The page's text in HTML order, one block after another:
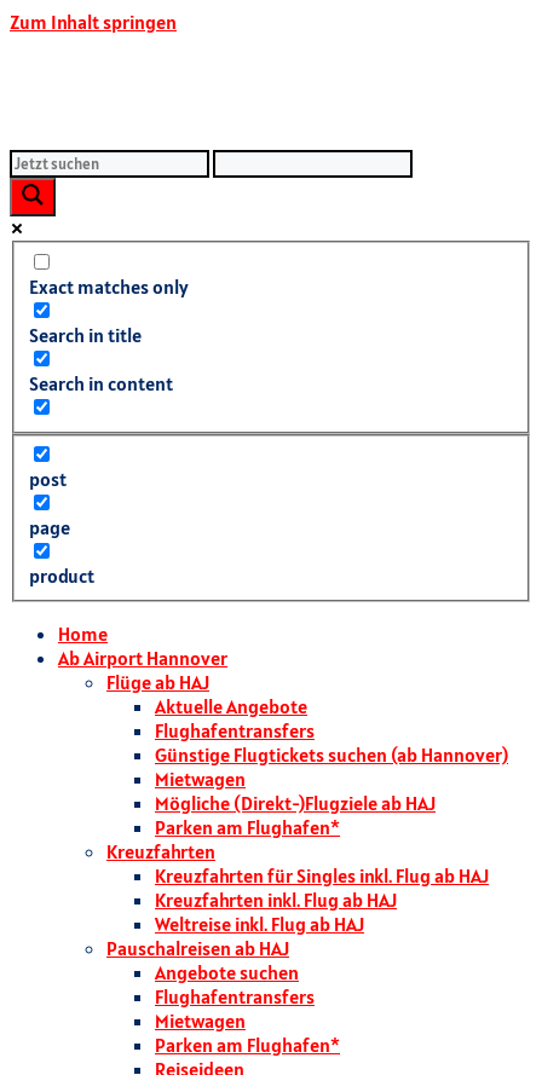
Zum Inhalt springen
Exact matches only
Search in title
Search in content
post
page
product
Home
Ab Airport Hannover
Flüge ab HAJ
Aktuelle Angebote
Flughafentransfers
Günstige Flugtickets suchen (ab Hannover)
Mietwagen
Mögliche (Direkt-)Flugziele ab HAJ
Parken am Flughafen*
Kreuzfahrten
Kreuzfahrten für Singles inkl. Flug ab HAJ
Kreuzfahrten inkl. Flug ab HAJ
Weltreise inkl. Flug ab HAJ
Pauschalreisen ab HAJ
Angebote suchen
Flughafentransfers
Mietwagen
Parken am Flughafen*
Reiseideen